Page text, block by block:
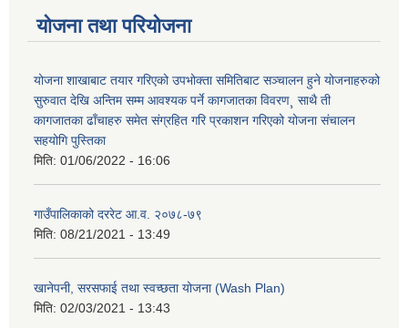
योजना तथा परियोजना
योजना शाखाबाट तयार गरिएको उपभोक्ता समितिबाट सञ्चालन हुने योजनाहरुको
सुरुवात देखि अन्तिम सम्म आवश्यक पर्ने कागजातका विवरण¸ साथै ती
कागजातका ढाँचाहरु समेत संग्रहित गरि प्रकाशन गरिएको योजना संचालन
सहयोगि पुस्तिका
मिति: 01/06/2022 - 16:06
गाउँपालिकाको दररेट आ.व. २०७८-७९
मिति: 08/21/2021 - 13:49
खानेपनी, सरसफाई तथा स्वच्छता योजना (Wash Plan)
मिति: 02/03/2021 - 13:43